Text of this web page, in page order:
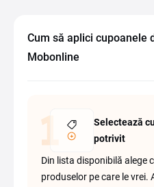
Cum să aplici cupoanele
Mobonline
Selectează
potrivit
Din lista disponibilă alege
produselor pe care le vrei.